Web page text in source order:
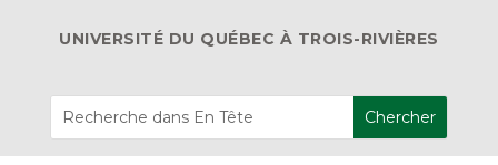
UNIVERSITÉ DU QUÉBEC À TROIS-RIVIÈRES